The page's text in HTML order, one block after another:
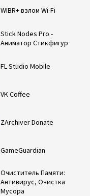
WIBR+ взлом Wi-Fi
Stick Nodes Pro -
Аниматор Стикфигур
FL Studio Mobile
VK Coffee
ZArchiver Donate
GameGuardian
Очиститель Памяти:
Антивирус, Очистка
Мусора